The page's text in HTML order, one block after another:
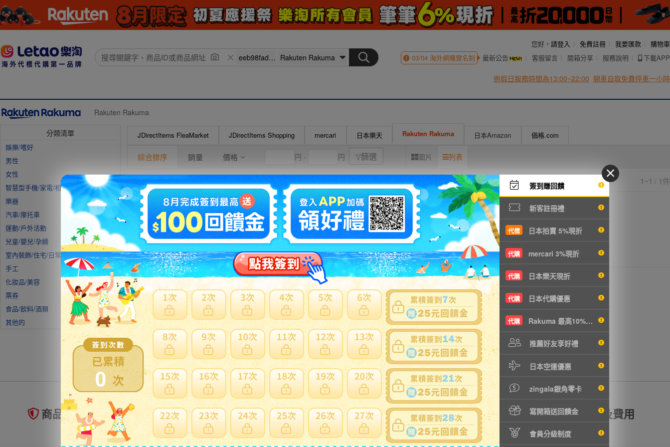
0
簽到賺回饋
新客註冊禮
代標 日本拍賣 5%現折
代購 mercari 3%現折
代購 日本樂天現折
代購 日本代購優惠
代購 Rakuma 最高10%現折
推薦好友享好禮
日本空運優惠
zingala銀角零卡
寫開箱送回饋金
會員分級制度
您好， 請登入 免費註冊 我要匯款
購物車
03/04海外網購實名制 最新公告 客服留言 開箱分享 服務說明 下載APP
例假日服務時間為13:00~22:00 開車自取免費停車一小時
Rakuten Rakuma
分類清單
娛樂/嗜好
男性
女性
智慧型手機/家電/相機
樂器
汽車/摩托車
運動/戶外活動
兒童/嬰兒/孕婦
室內裝飾/住宅/日常用品
手工
化妝品/美容
票券
食品/飲料/酒類
其他的
JDirectItems FleaMarket JDirectItems Shopping mercari 日本樂天 Rakuten Rakuma 日本Amazon 価格.com
綜合排序 銷量 價格 円 - 円 篩選 圖片 列表
1~1 / 1件
【人気商品】FREETOO フィットネスチューブ エクササイズバンド【最新
強化版
賣家：eeb98fad254731c36d20ece5110b7801
1,427円
NT308元
1~1件 / 1件 1 跳至
商品未到貨全額理賠 賣家寄錯全額處理 運送損壞全額理賠 全透明資訊及費用